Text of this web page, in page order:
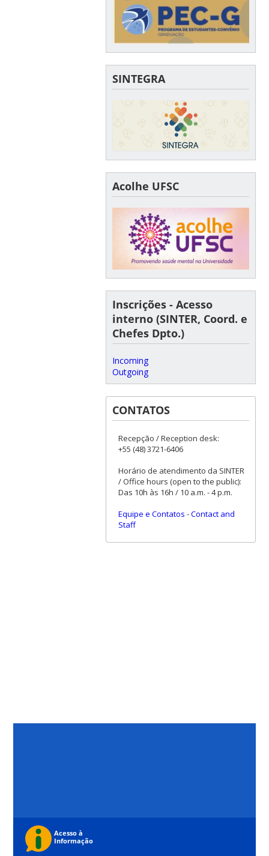
SINTEGRA
Acolhe UFSC
Inscrições - Acesso
interno (SINTER, Coord. e
Chefes Dpto.)
Incoming
Outgoing
CONTATOS
Recepção / Reception desk:
+55 (48) 3721-6406
Horário de atendimento da SINTER
/ Office hours (open to the public):
Das 10h às 16h / 10 a.m. - 4 p.m.
Equipe e Contatos -Contact and
Staff